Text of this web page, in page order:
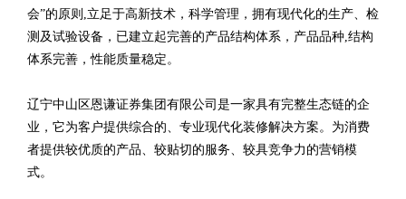
会”的原则,立足于高新技术，科学管理，拥有现代化的生产、检
测及试验设备，已建立起完善的产品结构体系，产品品种,结构
体系完善，性能质量稳定。
辽宁中山区恩谦证券集团有限公司是一家具有完整生态链的企
业，它为客户提供综合的、专业现代化装修解决方案。为消费
者提供较优质的产品、较贴切的服务、较具竞争力的营销模
式。